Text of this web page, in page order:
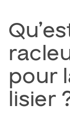
pour
lisier